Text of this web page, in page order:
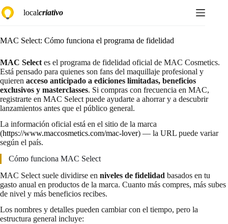
al
contenido
localcriativo
MAC Select: Cómo funciona el programa de fidelidad
MAC Select es el programa de fidelidad oficial de MAC Cosmetics.
Está pensado para quienes son fans del maquillaje profesional y
quieren acceso anticipado a ediciones limitadas, beneficios
exclusivos y masterclasses. Si compras con frecuencia en MAC,
registrarte en MAC Select puede ayudarte a ahorrar y a descubrir
lanzamientos antes que el público general.
La información oficial está en el sitio de la marca
(https://www.maccosmetics.com/mac-lover) — la URL puede variar
según el país.
Cómo funciona MAC Select
MAC Select suele dividirse en niveles de fidelidad basados en tu
gasto anual en productos de la marca. Cuanto más compres, más subes
de nivel y más beneficios recibes.
Los nombres y detalles pueden cambiar con el tiempo, pero la
estructura general incluye: